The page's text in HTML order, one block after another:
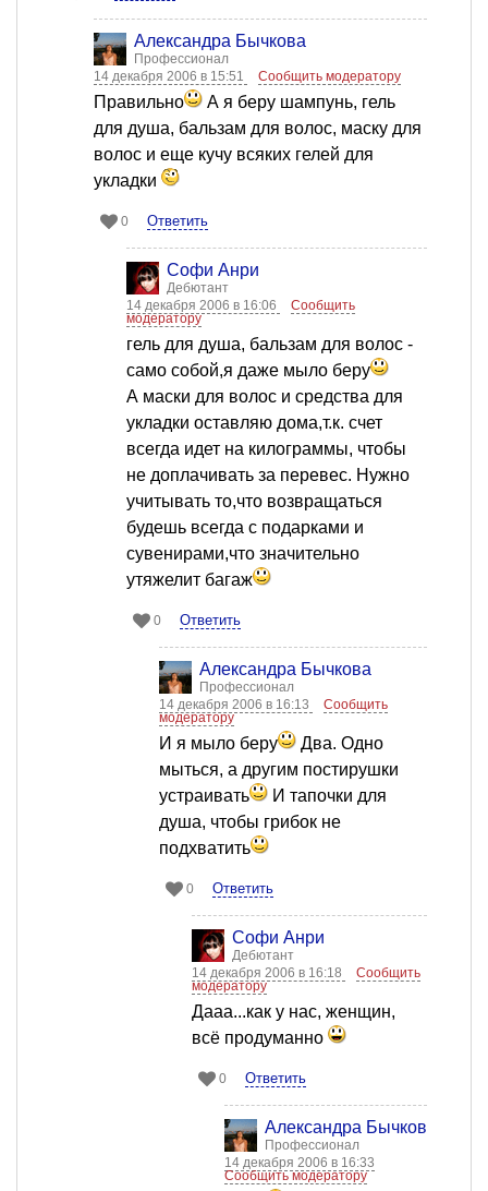
Александра Бычкова
Профессионал
14 декабря 2006 в 15:51
Сообщить модератору
Правильно
А я беру шампунь, гель
для душа, бальзам для волос, маску для
волос и еще кучу всяких гелей для
укладки
0 Ответить
Софи Анри
Дебютант
14 декабря 2006 в 16:06
Сообщить
модератору
гель для душа, бальзам для волос -
само собой,я даже мыло беру
А маски для волос и средства для
укладки оставляю дома,т.к. счет
всегда идет на килограммы, чтобы
не доплачивать за перевес. Нужно
учитывать то,что возвращаться
будешь всегда с подарками и
сувенирами,что значительно
утяжелит багаж
0 Ответить
Александра Бычкова
Профессионал
14 декабря 2006 в 16:13
Сообщить
модератору
И я мыло беру
Два. Одно
мыться, а другим постирушки
устраивать
И тапочки для
душа, чтобы грибок не
подхватить
0 Ответить
Софи Анри
Дебютант
14 декабря 2006 в 16:18
Сообщить
модератору
Дааа...как у нас, женщин,
всё продуманно
0 Ответить
Александра Бычкова
Профессионал
14 декабря 2006 в 16:33
Сообщить модератору